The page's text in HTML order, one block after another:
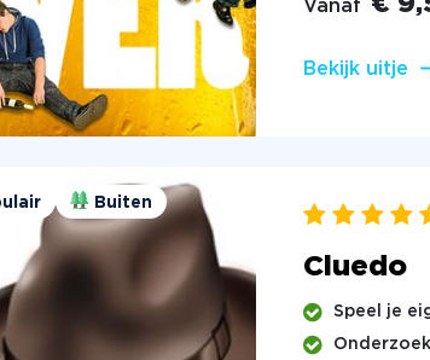
Vanaf
Bekijk uitje
Buiten
Cluedo
Speel je